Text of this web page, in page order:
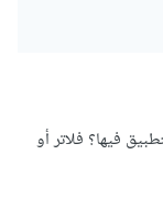
فيها؟ فلاتر أو